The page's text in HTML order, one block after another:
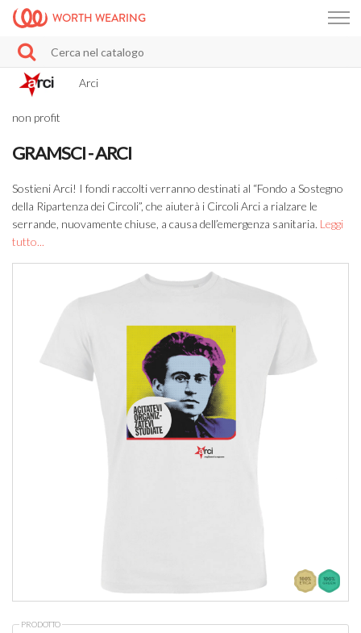
WORTH WEARING
Arci
non profit
GRAMSCI - ARCI
Sostieni Arci! I fondi raccolti verranno destinati al “Fondo a Sostegno
della Ripartenza dei Circoli”, che aiuterà i Circoli Arci a rialzare le
serrande, nuovamente chiuse, a causa dell’emergenza sanitaria. Leggi
tutto...
PRODOTTO